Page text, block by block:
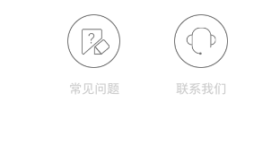
常见问题 联系我们